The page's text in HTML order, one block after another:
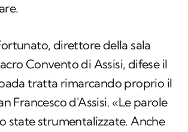
direttore della sala
Convento di Assisi, difese il
tratta rimarcando proprio il
Francesco d'Assisi. «Le parole
state strumentalizzate. Anche